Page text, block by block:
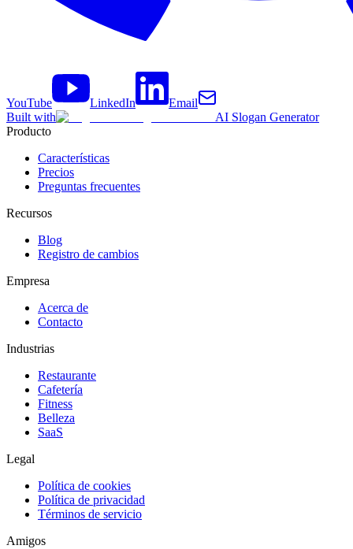
YouTube LinkedIn
Email
Built with
AI Slogan Generator
Producto
Características
Precios
Preguntas frecuentes
Recursos
Blog
Registro de cambios
Empresa
Acerca de
Contacto
Industrias
Restaurante
Cafetería
Fitness
Belleza
SaaS
Legal
Política de cookies
Política de privacidad
Términos de servicio
Amigos